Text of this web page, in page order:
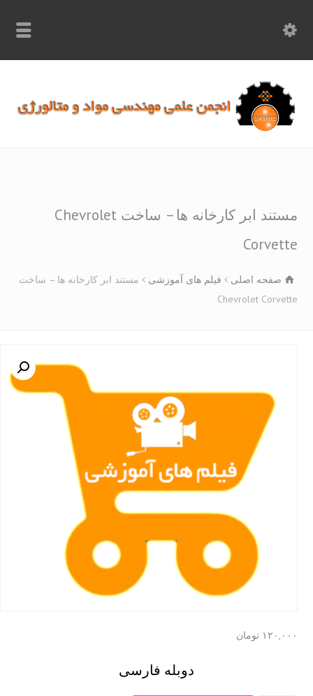
مستند ابر کارخانه ها – ساخت Chevrolet
صفحه اصلی فیلم های آموزشی
مستند ابر کارخانه ها – ساخت
Chevrolet
تومان
دوبله فارسی